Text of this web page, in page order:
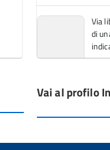
Via
di
dal
Vai al profilo